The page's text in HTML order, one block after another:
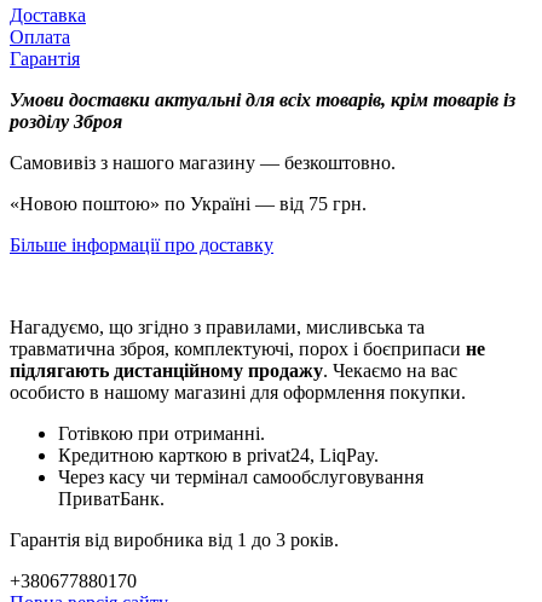
Доставка
Оплата
Гарантія
Умови доставки актуальні для всіх товарів, крім товарів із
розділу Зброя
Самовивіз з нашого магазину — безкоштовно.
«Новою поштою» по Україні — від 75 грн.
Більше інформації про доставку
Нагадуємо, що згідно з правилами, мисливська та
травматична зброя, комплектуючі, порох і боєприпаси не
підлягають дистанційному продажу. Чекаємо на вас
особисто в нашому магазині для оформлення покупки.
Готівкою при отриманні.
Кредитною карткою в privat24, LiqPay.
Через касу чи термінал самообслуговування
ПриватБанк.
Гарантія від виробника від 1 до 3 років.
+380677880170